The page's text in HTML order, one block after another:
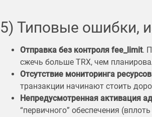
5) Типовые ошибки,
Отправка без контроля fee_limit.
сжечь больше TRX, чем
Отсутствие мониторинга ресурсов
транзакции начинают стоить
Непредусмотренная активация
“первичного” обеспечения